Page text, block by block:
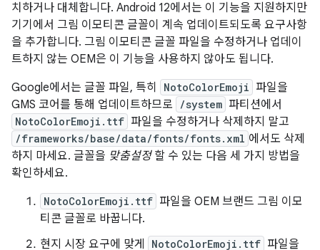
치하거나 대체합니다. Android 12에서는 이 기능을 지원하지만
기기에서 그림 이모티콘 글꼴이 계속 업데이트되도록 요구사항
을 추가합니다. 그림 이모티콘 글꼴 파일을 수정하거나 업데이
트하지 않는 OEM은 이 기능을 사용하지 않아도 됩니다.
Google에서는 글꼴 파일, 특히
NotoColorEmoji 파일을
GMS 코어를 통해 업데이트하므로
/system 파티션에서
NotoColorEmoji.ttf 파일을 수정하거나 삭제하지 말고
/frameworks/base/data/fonts/fonts.xml 에서도 삭제
하지 마세요. 글꼴을 맞춤설정할 수 있는 다음 세 가지 방법을
확인하세요.
NotoColorEmoji.ttf 파일을 OEM 브랜드 그림 이모
티콘 글꼴로 바꿉니다.
현지 시장 요구에 맞게
NotoColorEmoji.ttf 파일을